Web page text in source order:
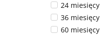
24 miesięcy
36 miesięcy
60 miesięcy